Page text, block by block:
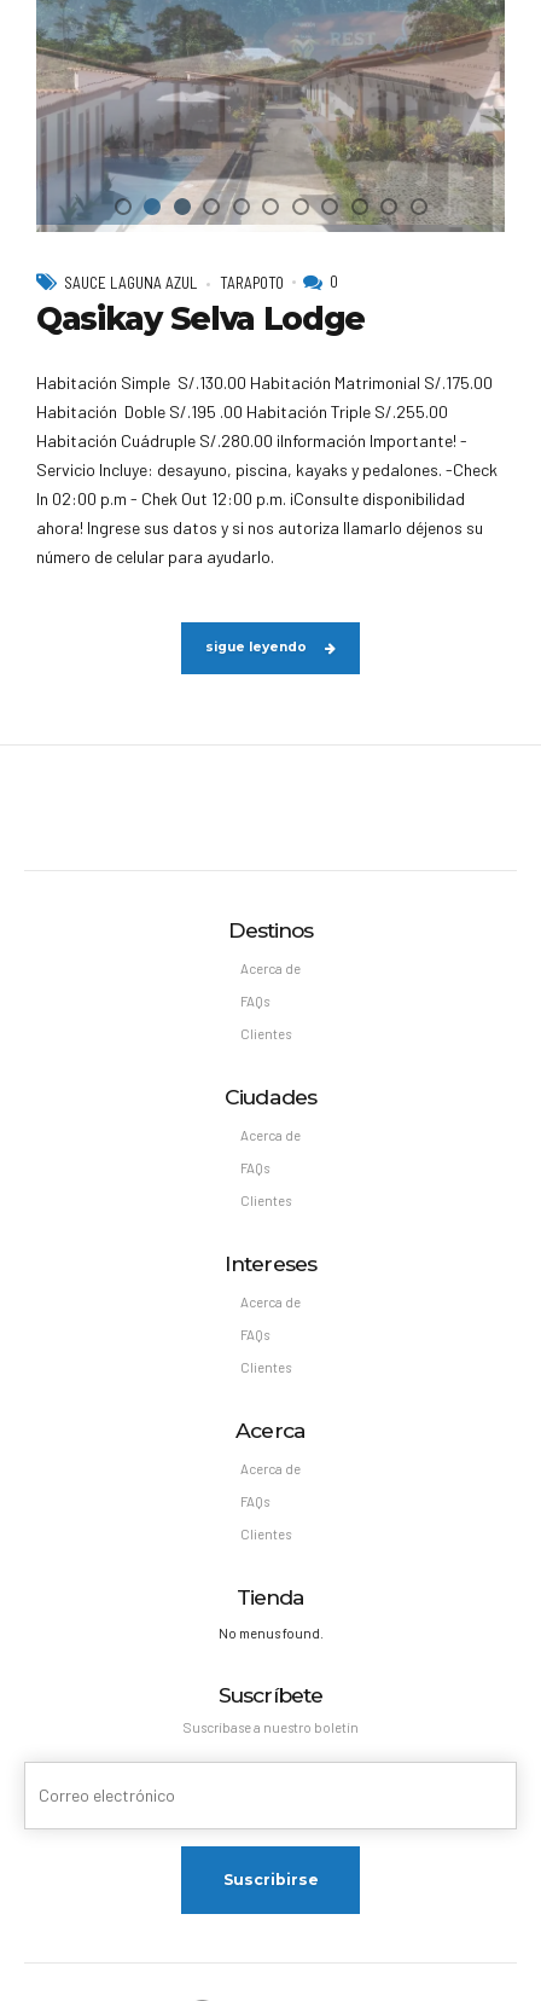
SAUCE LAGUNA AZUL TARAPOTO 0
Qasikay Selva Lodge
Habitación Simple S/.130.00 Habitación Matrimonial S/.175.00
Habitación Doble S/.195 .00 Habitación Triple S/.255.00
Habitación Cuádruple S/.280.00 ¡Información Importante! -
Servicio Incluye: desayuno, piscina, kayaks y pedalones. -Check
In 02:00 p.m - Chek Out 12:00 p.m. ¡Consulte disponibilidad
ahora! Ingrese sus datos y si nos autoriza llamarlo déjenos su
número de celular para ayudarlo.
sigue leyendo
Destinos
Acerca de
FAQs
Clientes
Ciudades
Acerca de
FAQs
Clientes
Intereses
Acerca de
FAQs
Clientes
Acerca
Acerca de
FAQs
Clientes
Tienda
No menus found.
Suscríbete
Suscríbase a nuestro boletín